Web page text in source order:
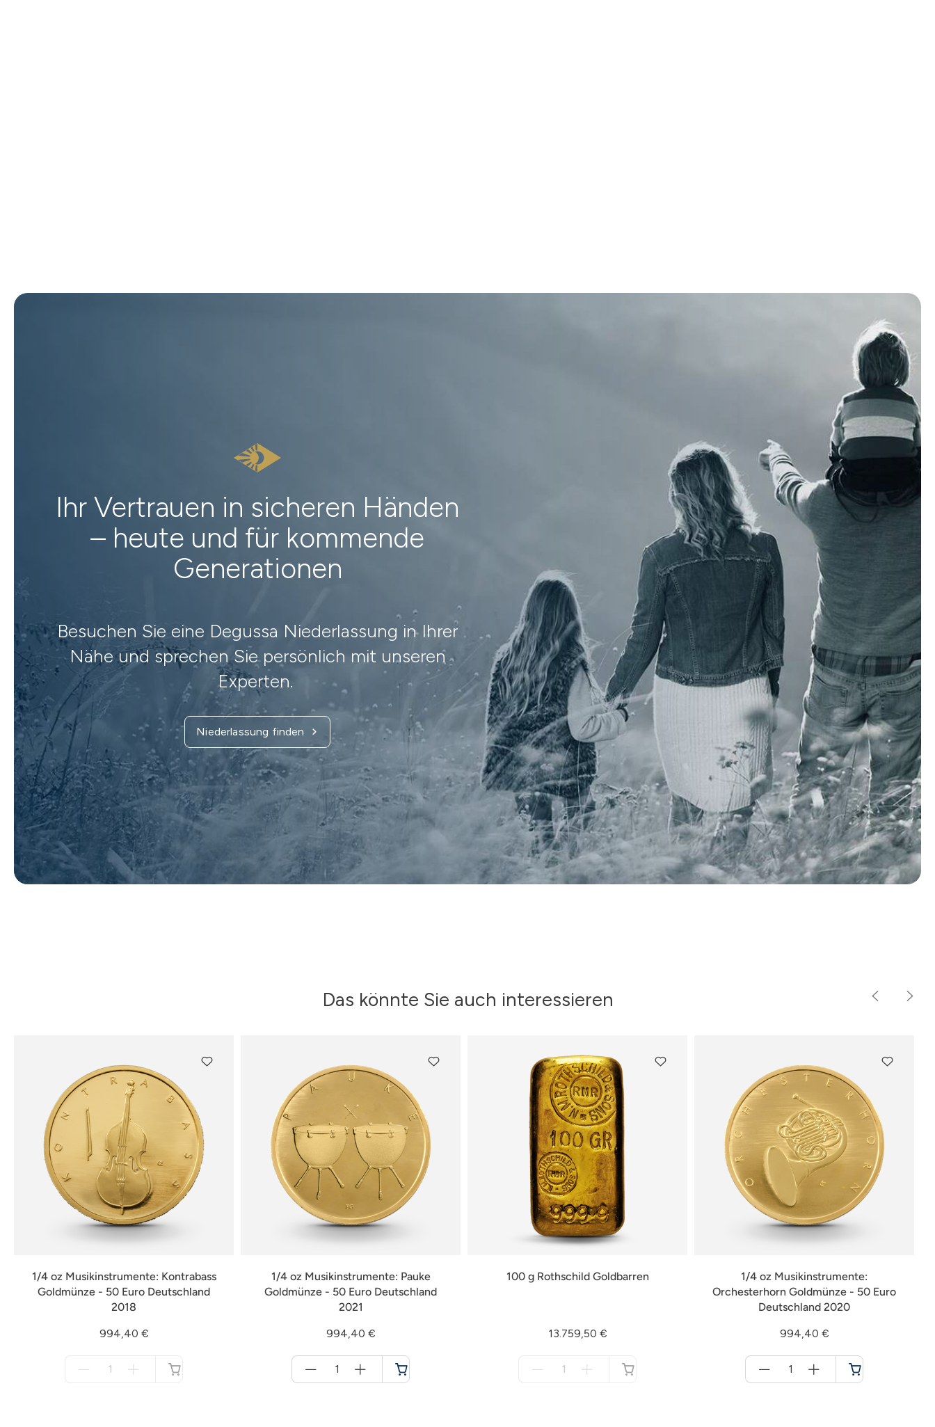
Ihr Vertrauen in sicheren Händen
– heute und für kommende
Generationen
Besuchen Sie eine Degussa Niederlassung in Ihrer
Nähe und sprechen Sie persönlich mit unseren
Experten.
Niederlassung finden
Das könnte Sie auch interessieren
1/4 oz Musikinstrumente: Kontrabass
Goldmünze - 50 Euro Deutschland
2018
994,40 €
1/4 oz Musikinstrumente: Pauke
Goldmünze - 50 Euro Deutschland
2021
994,40 €
100 g Rothschild Goldbarren
13.759,50 €
1/4 oz Musikinstrumente:
Orchesterhorn Goldmünze - 50 Euro
Deutschland 2020
994,40 €